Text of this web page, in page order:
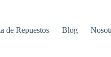
de Repuestos Blog